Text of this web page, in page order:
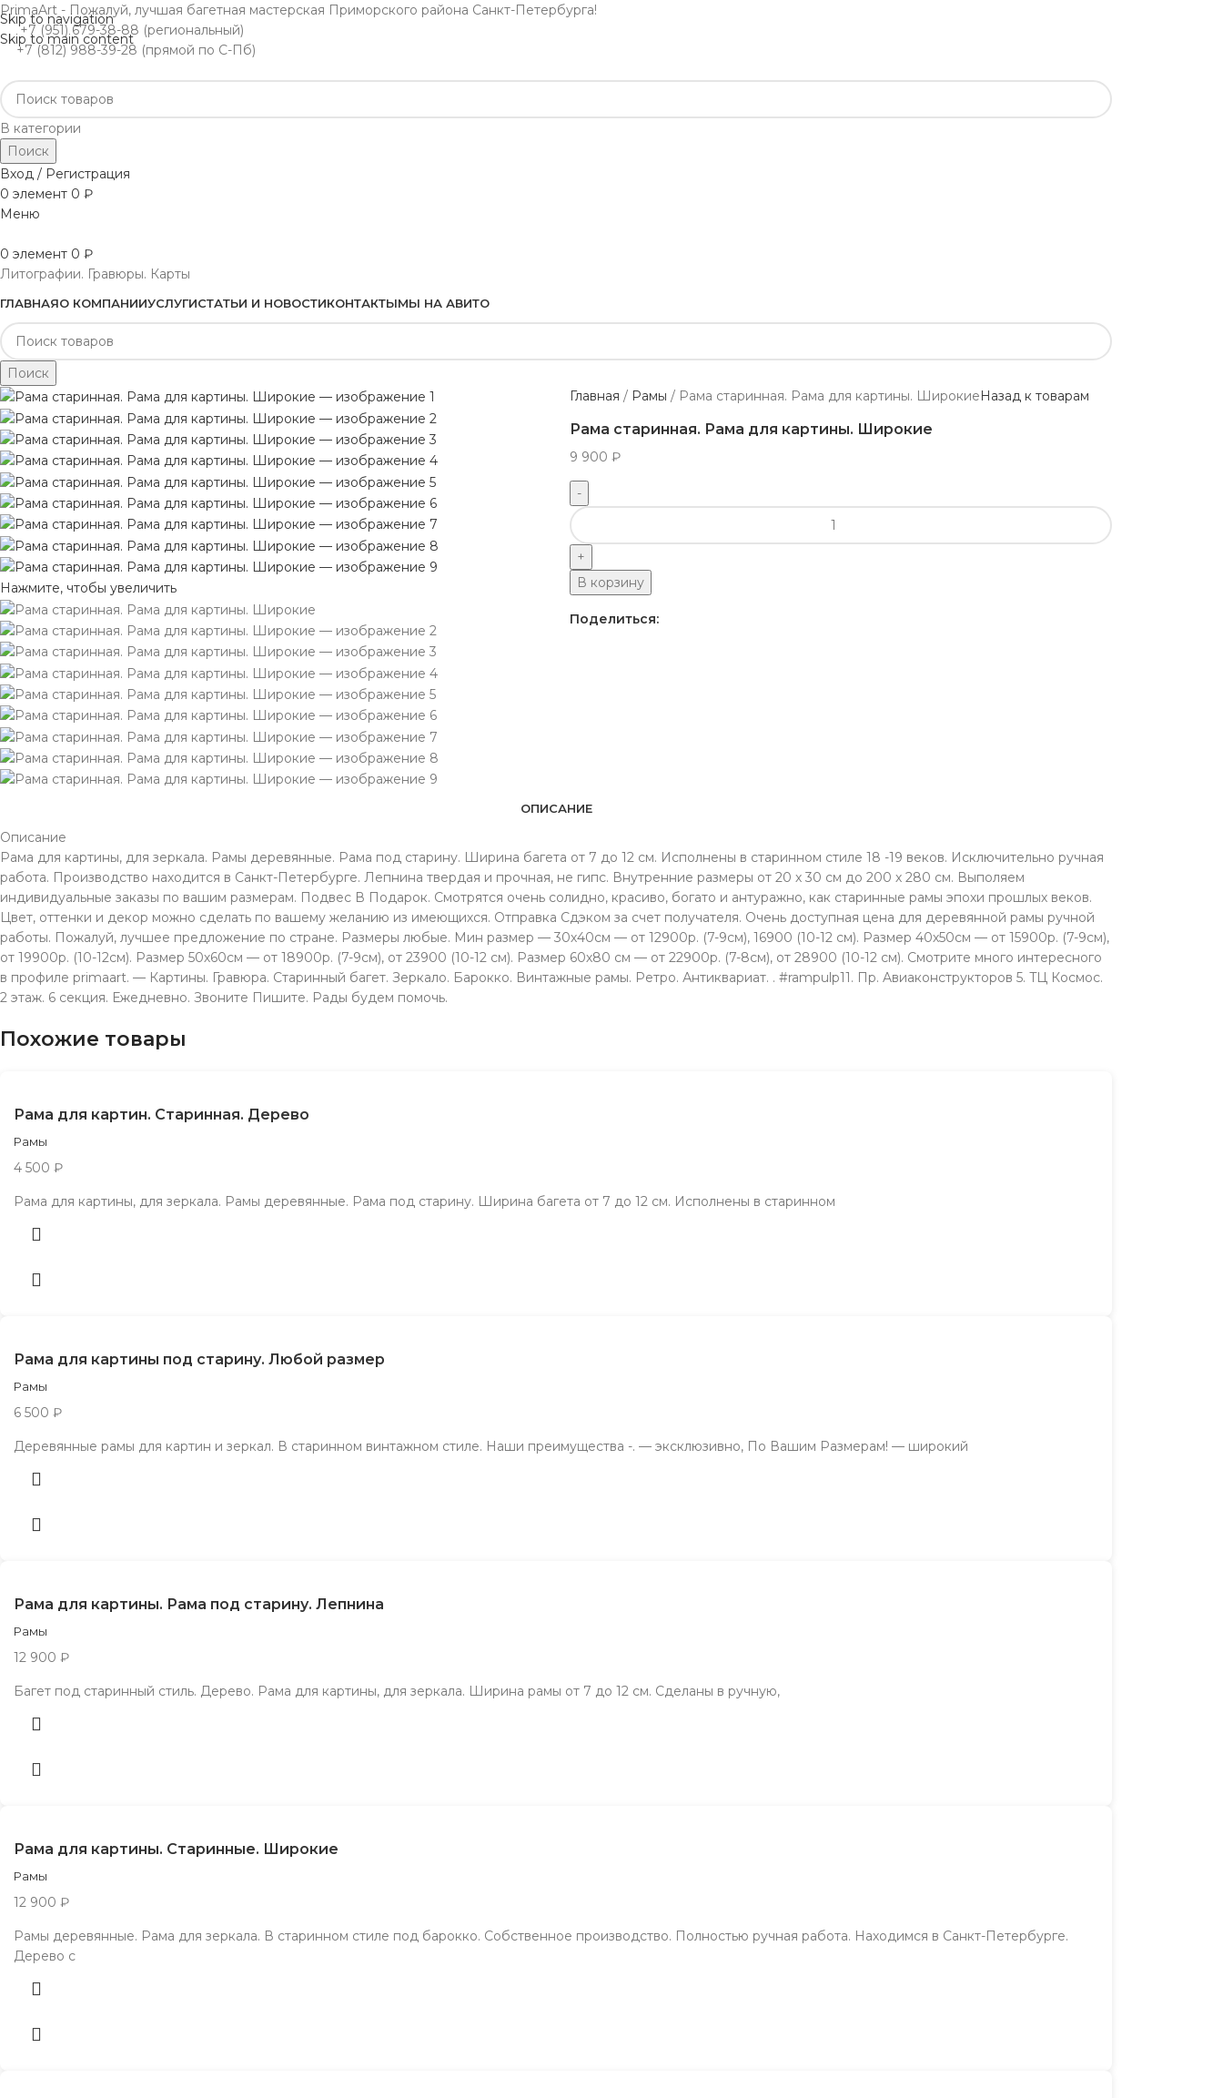
Skip to navigation
Skip to main content
PrimaArt - Пожалуй, лучшая багетная мастерская Приморского района Санкт-Петербурга!
+7 (951) 679-38-88 (региональный)
+7 (812) 988-39-28 (прямой по С-Пб)
В категории
Поиск
Вход / Регистрация
0 элемент 0 ₽
Меню
0 элемент 0 ₽
Литографии. Гравюры. Карты
ГЛАВНАЯО КОМПАНИИУСЛУГИСТАТЬИ И НОВОСТИКОНТАКТЫМЫ НА АВИТО
Поиск
Нажмите, чтобы увеличить
Главная Рамы Рама старинная. Рама для картины. ШирокиеНазад к товарам
Рама старинная. Рама для картины. Широкие
9 900 ₽
В корзину
Поделиться:
ОПИСАНИЕ
Описание
Рама для картины, для зеркала. Рамы деревянные. Рама под старину. Ширина багета от 7 до 12 см. Исполнены в старинном стиле 18 -19 веков. Исключительно ручная
работа. Производство находится в Санкт-Петербурге. Лепнина твердая и прочная, не гипс. Внутренние размеры от 20 х 30 см до 200 х 280 см. Выполяем
индивидуальные заказы по вашим размерам. Подвес В Подарок. Смотрятся очень солидно, красиво, богато и антуражно, как старинные рамы эпохи прошлых веков.
Цвет, оттенки и декор можно сделать по вашему желанию из имеющихся. Отправка Сдэком за счет получателя. Очень доступная цена для деревянной рамы ручной
работы. Пожалуй, лучшее предложение по стране. Размеры любые. Мин размер — 30х40см — от 12900р. (7-9см), 16900 (10-12 см). Размер 40х50см — от 15900р. (7-9см),
от 19900р. (10-12см). Размер 50х60см — от 18900р. (7-9см), от 23900 (10-12 см). Размер 60х80 см — от 22900р. (7-8см), от 28900 (10-12 см). Смотрите много интересного
в профиле primaart. — Картины. Гравюра. Старинный багет. Зеркало. Барокко. Винтажные рамы. Ретро. Антиквариат. . #rampulp11. Пр. Aвиаконструкторов 5. TЦ Космос.
2 этаж. 6 секция. Ежeдневно. Звонитe Пишите. Рады будeм помочь.
Похожие товары
Рама для картин. Старинная. Дерево
Рамы
4 500 ₽
Рама для картины, для зеркала. Рамы деревянные. Рама под старину. Ширина багета от 7 до 12 см. Исполнены в старинном
Рама для картины под старину. Любой размер
Рамы
6 500 ₽
Деревянные рамы для картин и зеркал. В старинном винтажном стиле. Наши преимущества -. — эксклюзивно, По Вашим Размерам! — широкий
Рама для картины. Рама под старину. Лепнина
Рамы
12 900 ₽
Багет под старинный стиль. Дерево. Рама для картины, для зеркала. Ширина рамы от 7 до 12 см. Сделаны в ручную,
Рама для картины. Старинные. Широкие
Рамы
12 900 ₽
Рамы деревянные. Рама для зеркала. В старинном стиле под барокко. Собственное производство. Полностью ручная работа. Находимся в Санкт-Петербурге.
Дерево с